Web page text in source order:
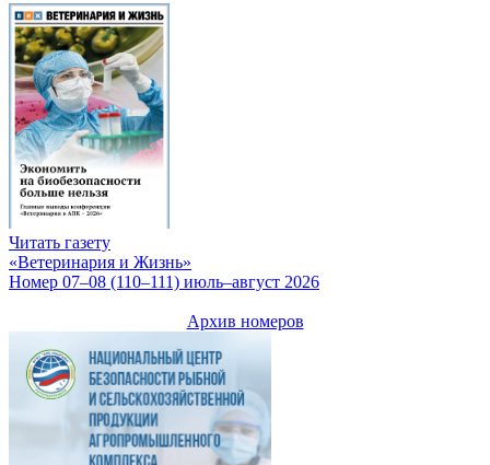
Читать газету
«Ветеринария и Жизнь»
Номер 07–08 (110–111) июль–август 2026
Архив номеров